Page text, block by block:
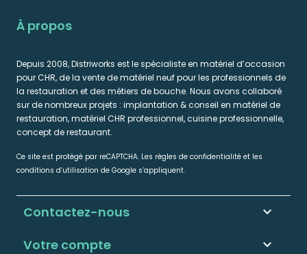
À propos
Depuis 2008, Distriworks est le spécialiste en matériel d’occasion
pour CHR, de la vente de matériel neuf pour les professionnels de
la restauration et des métiers de bouche. Nous avons collaboré
sur de nombreux projets : implantation & conseil en matériel de
restauration, matériel CHR professionnel, cuisine professionnelle,
concept de restaurant.
Ce site est protégé par reCAPTCHA. Les règles de confidentialité et les
conditions d’utilisation de Google s’appliquent.
Votre compte 
Contactez-nous keyboard_arrow_down